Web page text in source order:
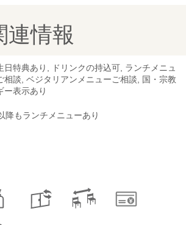
連情報
特典あり, ドリンクの持込可, ランチメニュ
相談, ベジタリアンメニューご相談, 国・宗教
ー表示あり
降もランチメニューあり